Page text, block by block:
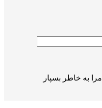
مرا به خاطر بسپار